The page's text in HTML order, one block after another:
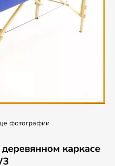
фотографии
каркасе